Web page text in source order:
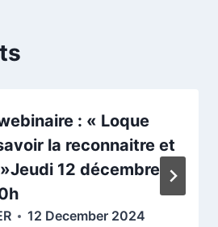
: « Loque
la reconnaitre et
12 décembre
12 December 2024